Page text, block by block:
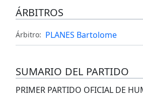
ÁRBITROS
Árbitro: PLANES Bartolome
SUMARIO DEL PARTIDO
PRIMER PARTIDO OFICIAL DE